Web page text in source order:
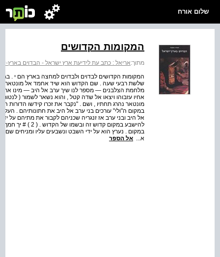
שלום אורח
המקומות הקדושים
מתוך:אריאל : כתב עת לידיעת ארץ ישראל - הבדוים בארץ-
שלשת רבעי שעה . שם הקדוש הוא שיד אחמד אל מונטאר'
מלחמת הצלבנים — מספר לנו שיך ערב אל היב — מינו את
אחיו עזבוהו ויצאו אל שדה קטל , והוא נשאר לשמור (
מונטאר נהרג תחתיו , ושם . "נקבר את זכרו קידשו הדורות
במקום ה"ולי" עורכים בני ערב אל היב את חתונותיהם .
אל היב ובני ערב אז זנגריה שכניהם לקבור את מתיהם על
להישבע במקום
א... אל הספר